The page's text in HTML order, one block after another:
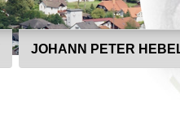
JOHANN PETER HEBEL